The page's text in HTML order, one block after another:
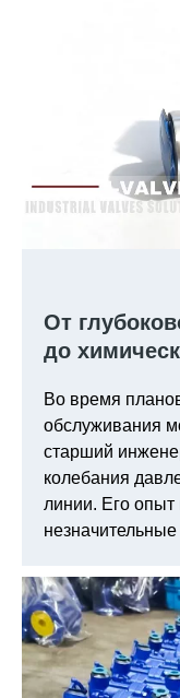
От
до
VALVES 1½
становится
линией
Во время
обслуживания
старший
колебания
линии. Его опыт
фильтр Y-типа
системе — был
сможет ли все
стабильно.